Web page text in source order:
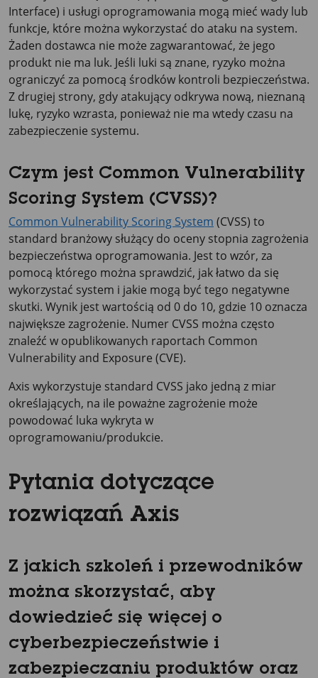
Interface) i usługi oprogramowania mogą mieć wady lub
funkcje, które można wykorzystać do ataku na system.
Żaden dostawca nie może zagwarantować, że jego
produkt nie ma luk. Jeśli luki są znane, ryzyko można
ograniczyć za pomocą środków kontroli bezpieczeństwa.
Z drugiej strony, gdy atakujący odkrywa nową, nieznaną
lukę, ryzyko wzrasta, ponieważ nie ma wtedy czasu na
zabezpieczenie systemu.
Czym jest Common Vulnerability
Scoring System (CVSS)?
Common Vulnerability Scoring System (CVSS) to
standard branżowy służący do oceny stopnia zagrożenia
bezpieczeństwa oprogramowania. Jest to wzór, za
pomocą którego można sprawdzić, jak łatwo da się
wykorzystać system i jakie mogą być tego negatywne
skutki. Wynik jest wartością od 0 do 10, gdzie 10 oznacza
największe zagrożenie. Numer CVSS można często
znaleźć w opublikowanych raportach Common
Vulnerability and Exposure (CVE).
Axis wykorzystuje standard CVSS jako jedną z miar
określających, na ile poważne zagrożenie może
powodować luka wykryta w
oprogramowaniu/produkcie.
Pytania dotyczące
rozwiązań Axis
Z jakich szkoleń i przewodników
można skorzystać, aby
dowiedzieć się więcej o
cyberbezpieczeństwie i
zabezpieczaniu produktów oraz